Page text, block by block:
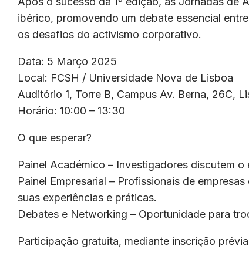
ibérico, promovendo um debate essencial
os desafios do activismo corporativo.
Data: 5 Março 2025
Local: FCSH / Universidade Nova de Lisboa
Auditório 1, Torre B, Campus Av. Berna, 26C,
Horário: 10:00 – 13:30
O que esperar?
Painel Académico – Investigadores discutem
Painel Empresarial – Profissionais de
suas experiências e práticas.
Debates e Networking – Oportunidade para
Participação gratuita, mediante inscrição